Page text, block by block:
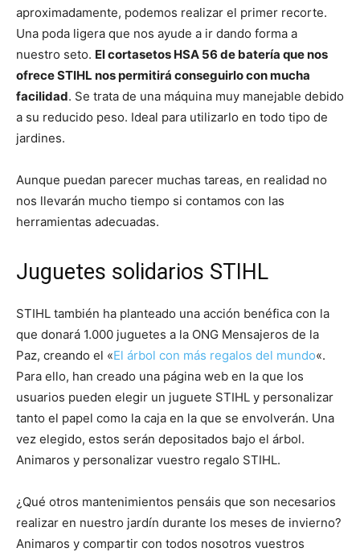
aproximadamente, podemos realizar el primer recorte.
Una poda ligera que nos ayude a ir dando forma a
nuestro seto. El cortasetos HSA 56 de batería que nos
ofrece STIHL nos permitirá conseguirlo con mucha
facilidad. Se trata de una máquina muy manejable debido
a su reducido peso. Ideal para utilizarlo en todo tipo de
jardines.
Aunque puedan parecer muchas tareas, en realidad no
nos llevarán mucho tiempo si contamos con las
herramientas adecuadas.
Juguetes solidarios STIHL
STIHL también ha planteado una acción benéfica con la
que donará 1.000 juguetes a la ONG Mensajeros de la
Paz, creando el «El árbol con más regalos del mundo«.
Para ello, han creado una página web en la que los
usuarios pueden elegir un juguete STIHL y personalizar
tanto el papel como la caja en la que se envolverán. Una
vez elegido, estos serán depositados bajo el árbol.
Animaros y personalizar vuestro regalo STIHL.
¿Qué otros mantenimientos pensáis que son necesarios
realizar en nuestro jardín durante los meses de invierno?
Animaros y compartir con todos nosotros vuestros